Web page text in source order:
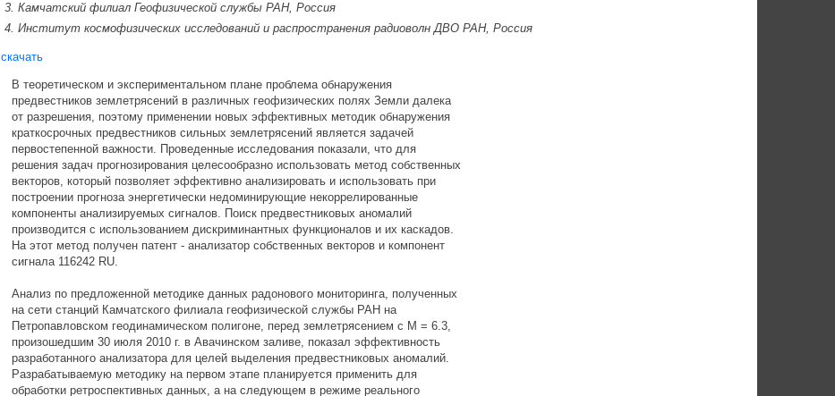
Камчатский филиал Геофизической службы РАН, Россия
Институт космофизических исследований и распространения радиоволн ДВО РАН, Россия
скачать
В теоретическом и экспериментальном плане проблема обнаружения
предвестников землетрясений в различных геофизических полях Земли далека
от разрешения, поэтому применении новых эффективных методик обнаружения
краткосрочных предвестников сильных землетрясений является задачей
первостепенной важности. Проведенные исследования показали, что для
решения задач прогнозирования целесообразно использовать метод собственных
векторов, который позволяет эффективно анализировать и использовать при
построении прогноза энергетически недоминирующие некоррелированные
компоненты анализируемых сигналов. Поиск предвестниковых аномалий
производится с использованием дискриминантных функционалов и их каскадов.
На этот метод получен патент - анализатор собственных векторов и компонент
сигнала 116242 RU.
Анализ по предложенной методике данных радонового мониторинга, полученных
на сети станций Камчатского филиала геофизической службы РАН на
Петропавловском геодинамическом полигоне, перед землетрясением с М = 6.3,
произошедшим 30 июля 2010 г. в Авачинском заливе, показал эффективность
разработанного анализатора для целей выделения предвестниковых аномалий.
Разрабатываемую методику на первом этапе планируется применить для
обработки ретроспективных данных, а на следующем в режиме реального